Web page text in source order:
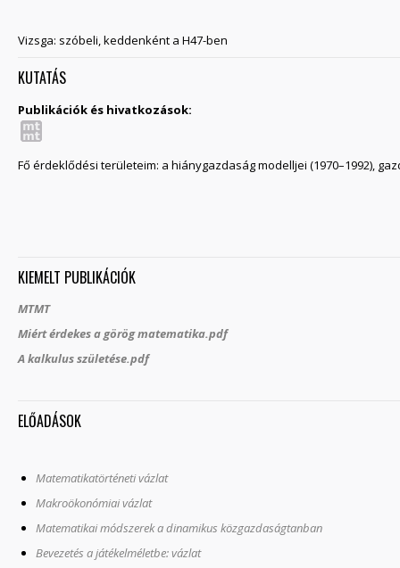
Vizsga: szóbeli, keddenként a H47-ben
KUTATÁS
Publikációk és hivatkozások:
Fő érdeklődési területeim: a hiánygazdaság modelljei (1970–1992),
KIEMELT PUBLIKÁCIÓK
MTMT
Miért érdekes a görög matematika.pdf
A kalkulus születése.pdf
ELŐADÁSOK
Matematikatörténeti vázlat
Makroökonómiai vázlat
Matematikai módszerek a dinamikus közgazdaságtanban
Bevezetés a játékelméletbe: vázlat